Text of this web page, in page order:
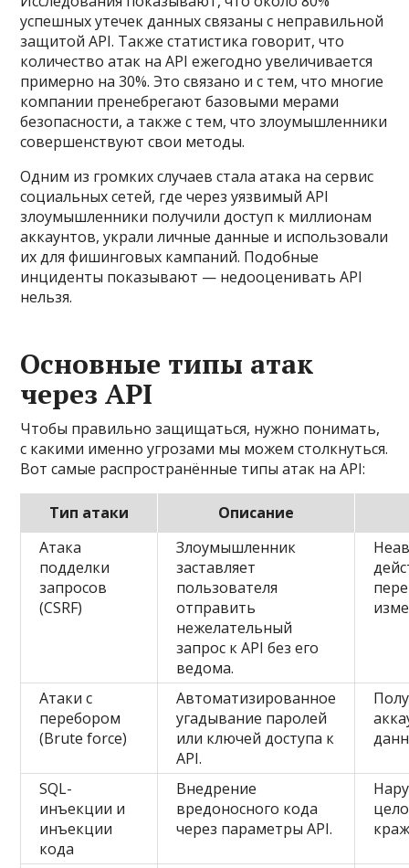
успешных утечек данных связаны с неправильной
защитой API. Также статистика говорит, что
количество атак на API ежегодно увеличивается
примерно на 30%. Это связано и с тем, что многие
компании пренебрегают базовыми мерами
безопасности, а также с тем, что злоумышленники
совершенствуют свои методы.
Одним из громких случаев стала атака на сервис
социальных сетей, где через уязвимый API
злоумышленники получили доступ к миллионам
аккаунтов, украли личные данные и использовали
их для фишинговых кампаний. Подобные
инциденты показывают — недооценивать API
нельзя.
Основные типы атак
через API
Чтобы правильно защищаться, нужно понимать,
с какими именно угрозами мы можем столкнуться.
Вот самые распространённые типы атак на API:
Тип атаки Описание
Атака
подделки
запросов
(CSRF)
Злоумышленник
заставляет
пользователя
отправить
нежелательный
запрос к API без его
ведома.
Атаки с
перебором
(Brute force)
Автоматизированное
угадывание паролей
или ключей доступа к
API.
SQL-
инъекции и
инъекции
кода
Внедрение
вредоносного кода
через параметры API.